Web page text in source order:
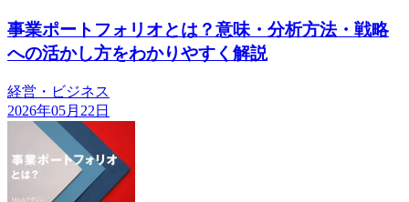
事業ポートフォリオとは？意味・分析方法・戦略
への活かし方をわかりやすく解説
経営・ビジネス
2026年05月22日